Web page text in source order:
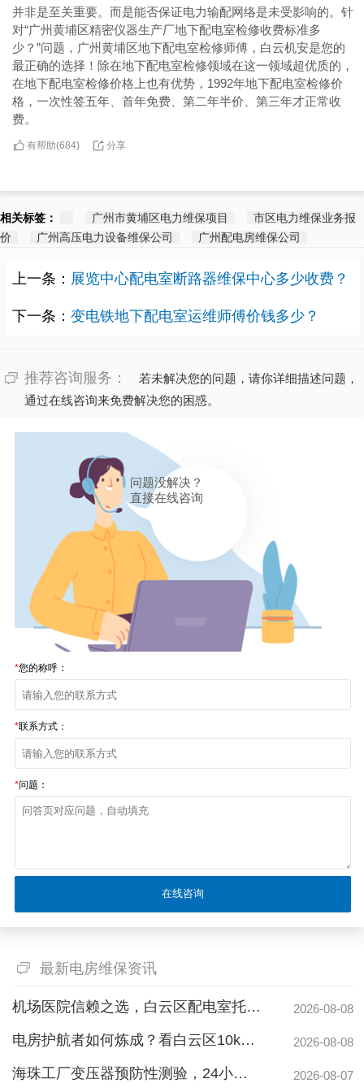
并非是至关重要。而是能否保证电力输配网络是未受影响的。针
对“广州黄埔区精密仪器生产厂地下配电室检修收费标准多
少？”问题，广州黄埔区地下配电室检修师傅，白云机安是您的
最正确的选择！除在地下配电室检修领域在这一领域超优质的，
在地下配电室检修价格上也有优势，1992年地下配电室检修价
格，一次性签五年、首年免费、第二年半价、第三年才正常收
费。
有帮助(684) 分享
相关标签： 广州市黄埔区电力维保项目
市区电力维保业务报
价
广州高压电力设备维保公司 广州配电房维保公司
上一条： 展览中心配电室断路器维保中心多少收费？
下一条： 变电铁地下配电室运维师傅价钱多少？
推荐咨询服务：
若未解决您的问题，请你详细描述问题，
通过在线咨询来免费解决您的困惑。
问题没解决？
直接在线咨询
*您的称呼：
*联系方式：
*问题：
最新电房维保资讯
机场医院信赖之选，白云区配电室托管公司护航高频稳定用电 2026-08-08
电房护航者如何炼成？看白云区10kv配电房维保公司如何守护商业园区与地标脉搏 2026-08-08
海珠工厂变压器预防性测验，24小时生产不断电的守护神 2026-08-07